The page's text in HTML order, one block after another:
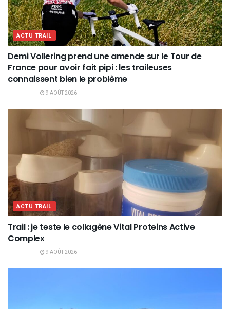
ACTU TRAIL
Demi Vollering prend une amende sur le Tour de
France pour avoir fait pipi : les traileuses
connaissent bien le problème
9 AOÛT 2026
ACTU TRAIL
Trail : je teste le collagène Vital Proteins Active
Complex
9 AOÛT 2026